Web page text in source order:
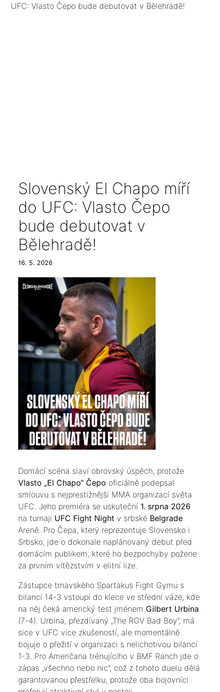
UFC: Vlasto Čepo bude debutovat v Bělehradě!
Slovenský El Chapo míří
do UFC: Vlasto Čepo
bude debutovat v
Bělehradě!
16. 5. 2026
​Domácí scéna slaví obrovský úspěch, protože
Vlasto „El Chapo“ Čepo oficiálně podepsal
smlouvu s nejprestižnější MMA organizací světa
UFC. Jeho premiéra se uskuteční 1. srpna 2026
na turnaji UFC Fight Night v srbské Belgrade
Areně. Pro Čepa, který reprezentuje Slovensko i
Srbsko, jde o dokonale naplánovaný debut před
domácím publikem, které ho bezpochyby požene
za prvním vítězstvím v elitní lize.
​Zástupce trnavského Spartakus Fight Gymu s
bilancí 14-3 vstoupí do klece ve střední váze, kde
na něj čeká americký test jménem Gilbert Urbina
(7-4). Urbina, přezdívaný „The RGV Bad Boy“, má
sice v UFC více zkušeností, ale momentálně
bojuje o přežití v organizaci s nelichotivou bilancí
1-3. Pro Američana trénujícího v BMF Ranch jde o
zápas „všechno nebo nic“, což z tohoto duelu dělá
garantovanou přestřelku, protože oba bojovníci